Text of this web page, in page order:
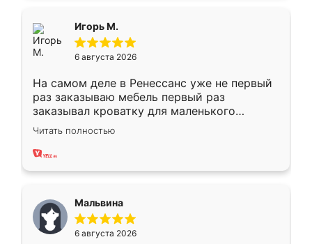
Игорь М.
6 августа 2026
На самом деле в Ренессанс уже не первый
раз заказываю мебель первый раз
заказывал кроватку для маленького
ребёнка при его рождении ,во второй раз
заказал шкаф-купе. По качеству очень
хорошее сборка достаточно быстрая,
меньше, здесь же он более разнообразный.
Мне нравится ,если что-то потребуется из
мебели буду заказывать только здесь.
Читать полностью
Мальвина
6 августа 2026